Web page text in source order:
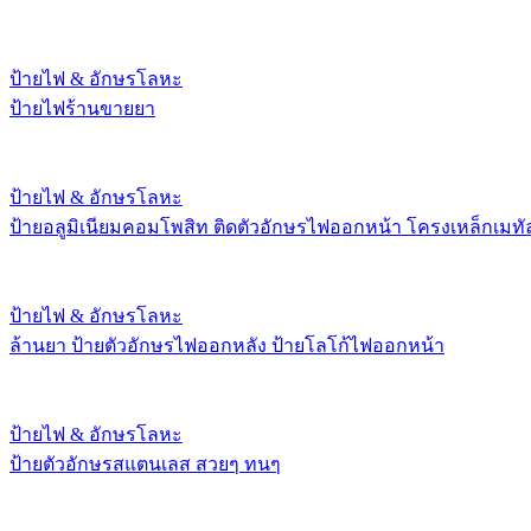
ป้ายไฟ & อักษรโลหะ
ป้ายไฟร้านขายยา
ป้ายไฟ & อักษรโลหะ
ป้ายอลูมิเนียมคอมโพสิท ติดตัวอักษรไฟออกหน้า โครงเหล็กเม
ป้ายไฟ & อักษรโลหะ
ล้านยา ป้ายตัวอักษรไฟออกหลัง ป้ายโลโก้ไฟออกหน้า
ป้ายไฟ & อักษรโลหะ
ป้ายตัวอักษรสแตนเลส สวยๆ ทนๆ